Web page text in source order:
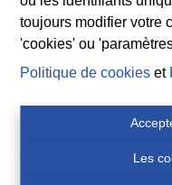
toujours modifier votre
'cookies' ou
Politique de cookies et
Les
G-score
Inconnue